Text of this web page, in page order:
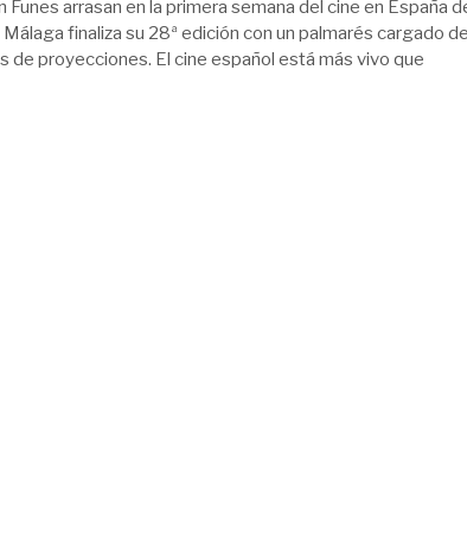
Funes arrasan en la primera semana del cine en España
finaliza su 28ª edición con un palmarés cargado
de proyecciones. El cine español está más vivo que